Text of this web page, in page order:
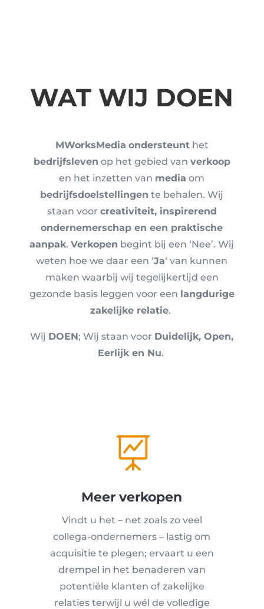
WAT WIJ DOEN
MWorksMedia ondersteunthet
bedrijfsleven op het gebied van verkoop
en het inzetten van media om
bedrijfsdoelstellingen te behalen. Wij
staan voor creativiteit, inspirerend
ondernemerschap en een praktische
aanpak.Verkopen begint bij een ‘Nee’. Wij
weten hoe we daar een ‘Ja‘ van kunnen
maken waarbij wij tegelijkertijd een
gezonde basis leggen voor een langdurige
zakelijke relatie.
Wij DOEN; Wij staan voor Duidelijk, Open,
Eerlijk en Nu.

Meer verkopen
Vindt u het – net zoals zo veel
collega-ondernemers – lastig om
acquisitie te plegen; ervaart u een
drempel in het benaderen van
potentiële klanten of zakelijke
relaties terwijl u wél de volledige